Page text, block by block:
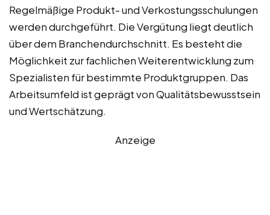
Regelmäßige Produkt- und Verkostungsschulungen
werden durchgeführt. Die Vergütung liegt deutlich
über dem Branchendurchschnitt. Es besteht die
Möglichkeit zur fachlichen Weiterentwicklung zum
Spezialisten für bestimmte Produktgruppen. Das
Arbeitsumfeld ist geprägt von Qualitätsbewusstsein
und Wertschätzung.
Anzeige